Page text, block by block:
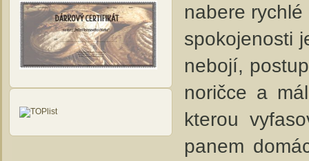
nabere
spokojenosti
nebojí,
noričce a
kterou
panem